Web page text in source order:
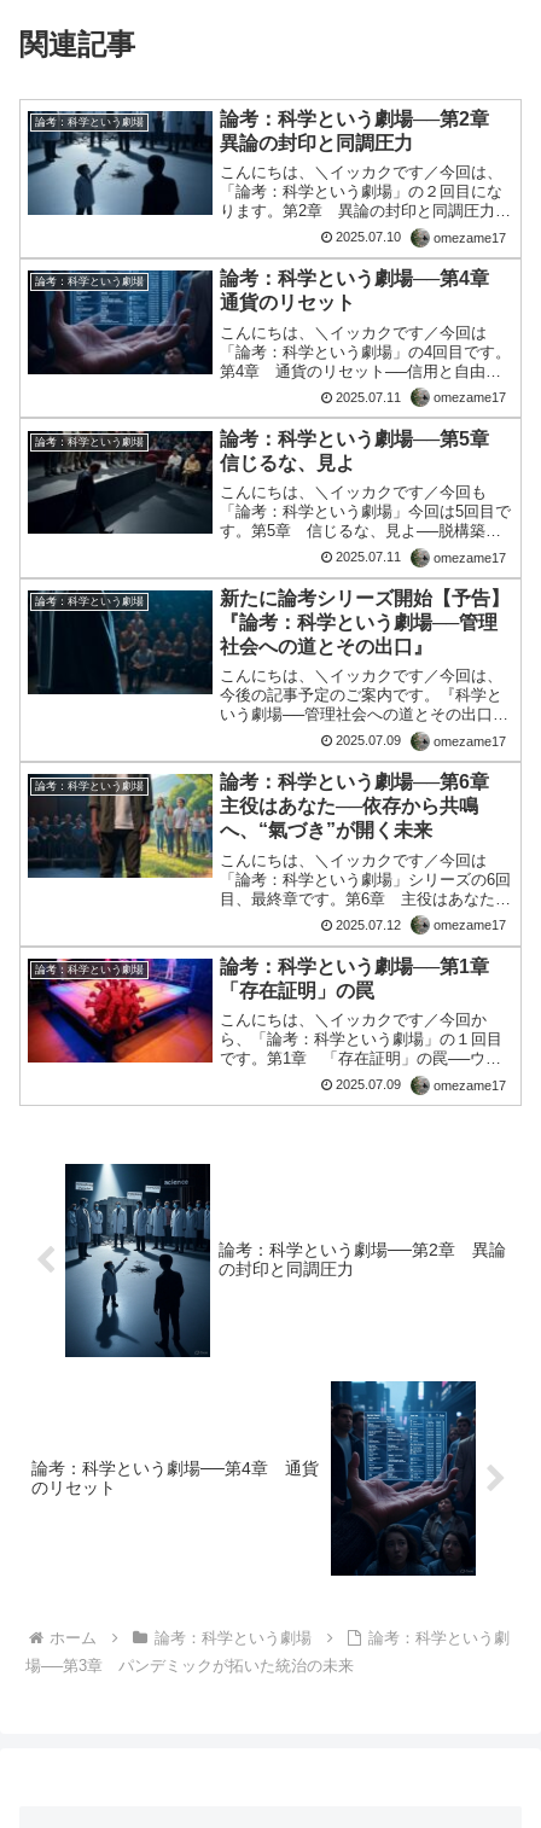
関連記事
論考：科学という劇場
論考：科学という劇場──第2章
異論の封印と同調圧力
こんにちは、＼イッカクです／今回は、
「論考：科学という劇場」の２回目にな
ります。第2章 異論の封印と同調圧力
──反証者が“存在しないこと”にされた時
代ウィルスは存在する──それに異を唱え
る者がいたとしても、その声が世に届く
ことはほとんどない...
2025.07.10 omezame17
論考：科学という劇場
論考：科学という劇場──第4章
通貨のリセット
こんにちは、＼イッカクです／今回は
「論考：科学という劇場」の4回目です。
第4章 通貨のリセット──信用と自由が
紐づけられる社会へ2020年以降のパンデ
ミックを経て、世界は大きく変貌した。
その中で見落とされがちなのが、通貨制
度の静かなリセット...
2025.07.11 omezame17
論考：科学という劇場
論考：科学という劇場──第5章
信じるな、見よ
こんにちは、＼イッカクです／今回も
「論考：科学という劇場」今回は5回目で
す。第5章 信じるな、見よ──脱構築か
ら自律へ目まぐるしく移り変わる世界情
勢。アメリカの関税政策や中東の軍事衝
突、日本における政党の分裂と再編──
我々の眼前には、常に“...
2025.07.11 omezame17
論考：科学という劇場
新たに論考シリーズ開始【予告】
『論考：科学という劇場──管理
社会への道とその出口』
こんにちは、＼イッカクです／今回は、
今後の記事予定のご案内です。『科学と
いう劇場──管理社会への道とその出口』
このタイトルには、 「劇場」＝台本があ
り、演者がいて、観客（庶民）は受け身
である構造 「科学」＝本来の探究ではな
く、演出と信仰の装...
2025.07.09 omezame17
論考：科学という劇場
論考：科学という劇場──第6章
主役はあなた──依存から共鳴
へ、“氣づき”が開く未来
こんにちは、＼イッカクです／今回は
「論考：科学という劇場」シリーズの6回
目、最終章です。第6章 主役はあなた
──依存から共鳴へ、“氣づき”が開く未来
長らく続いたこの舞台──科学という権
威、政治という演出、経済という装置が
織り成す「統治の劇場...
2025.07.12 omezame17
論考：科学という劇場
論考：科学という劇場──第1章
「存在証明」の罠
こんにちは、＼イッカクです／今回か
ら、「論考：科学という劇場」の１回目
です。第1章 「存在証明」の罠──ウィ
ルスは本当に“見えた”のか？「ウィルスは
存在する」──これは今や、常識として語
2025.07.09 omezame17
論考：科学という劇場──第2章 異論
の封印と同調圧力
論考：科学という劇場──第4章 通貨
のリセット
ホーム 論考：科学という劇場
論考：科学という劇
場──第3章 パンデミックが拓いた統治の未来